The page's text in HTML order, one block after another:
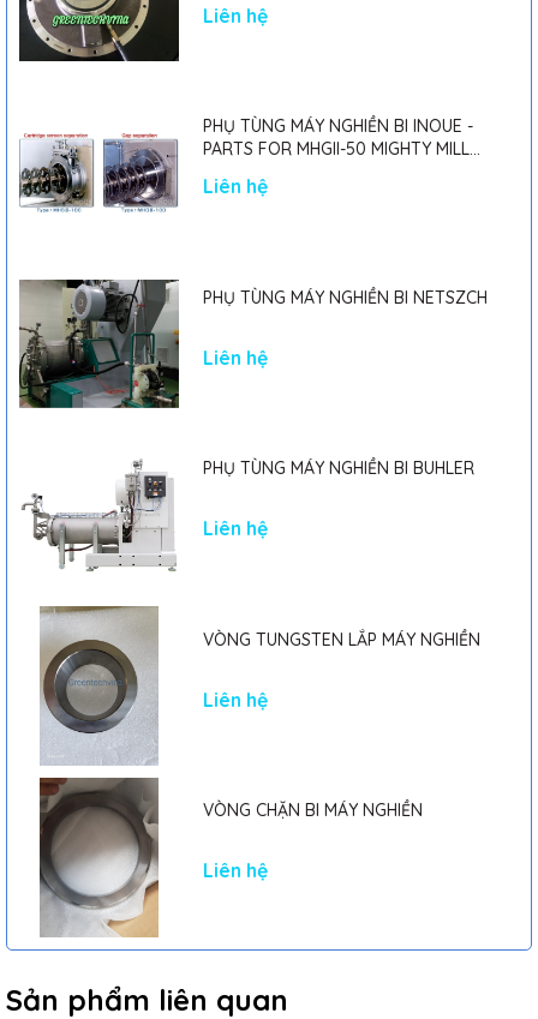
Liên hệ
PHỤ TÙNG MÁY NGHIỀN BI INOUE -
PARTS FOR MHGII-50 MIGHTY MILL
Liên hệ
PHỤ TÙNG MÁY NGHIỀN BI NETSZCH
Liên hệ
PHỤ TÙNG MÁY NGHIỀN BI BUHLER
Liên hệ
VÒNG TUNGSTEN LẮP MÁY NGHIỀN
Liên hệ
VÒNG CHẶN BI MÁY NGHIỀN
Liên hệ
Sản phẩm liên quan